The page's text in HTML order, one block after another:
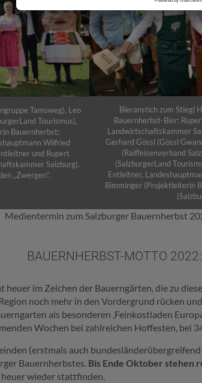
Tamsweg), Leo
Tourismus),
Bauernherbst;
Wilfried
und Rupert
Salzburg).
„Zwergen“.
Bieranstich zum Stiegl
Bauernherbst-Bier:
Landwirtschaftskammer
Gerhard Gössl (Gössl
(Raiffeisenverband
(SalzburgerLand
Entleitner,
Bimminger (Projektleiterin
Medientermin zum Salzburger Bauernherbst
BAUERNHERBST-MOTTO
heuer im Zeichen der Bauerngärten, die zu
noch mehr in den Vordergrund rücken
als besonderen ‚Feinkostladen
Wochen bei zahlreichen Hoffesten,
(erstmals auch
Bauernherbstes. Bis Ende Oktober stehen
wieder stattfinden.